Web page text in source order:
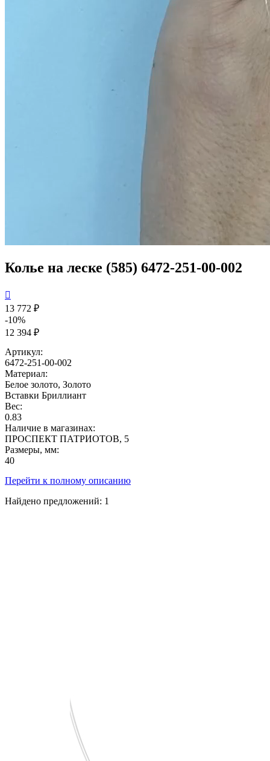
Колье на леске (585) 6472-251-00-002

13 772 ₽
-10%
12 394 ₽
Артикул:
6472-251-00-002
Материал:
Белое золото, Золото
Вставки Бриллиант
Вес:
0.83
Наличие в магазинах:
ПРОСПЕКТ ПАТРИОТОВ, 5
Размеры, мм:
40
Перейти к полному описанию
Найдено предложений: 1